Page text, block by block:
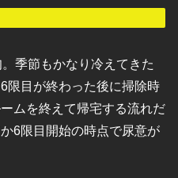
季節もかなり冷えてきた
限目が終わった後に掃除時
ムを終えて帰宅する流れだ
6限目開始の時点で尿意が